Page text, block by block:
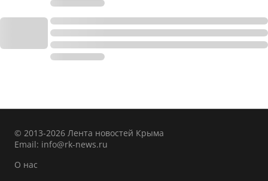
© 2013-2026 Лента новостей Крыма
Email: info@rk-news.ru
О нас